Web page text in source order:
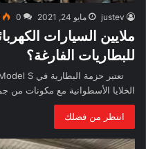
justev مايو 24, 2021 0
ملايين السيارات
للبطاريات الفارغة؟
الخلايا الأسطوانية مع مكونات من
انتظر من فضلك